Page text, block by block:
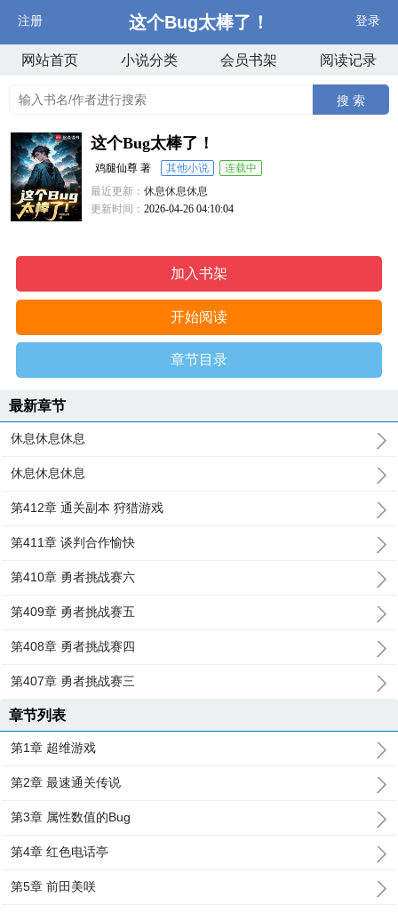
注册 这个Bug太棒了！ 登录
网站首页 小说分类 会员书架 阅读记录
搜 索
这个Bug太棒了！
鸡腿仙尊 著 其他小说
连载中
最近更新：休息休息休息
更新时间：2026-04-26 04:10:04
加入书架
开始阅读
章节目录
最新章节
休息休息休息
休息休息休息
第412章 通关副本 狩猎游戏
第411章 谈判合作愉快
第410章 勇者挑战赛六
第409章 勇者挑战赛五
第408章 勇者挑战赛四
第407章 勇者挑战赛三
章节列表
第1章 超维游戏
第2章 最速通关传说
第3章 属性数值的Bug
第4章 红色电话亭
第5章 前田美咲